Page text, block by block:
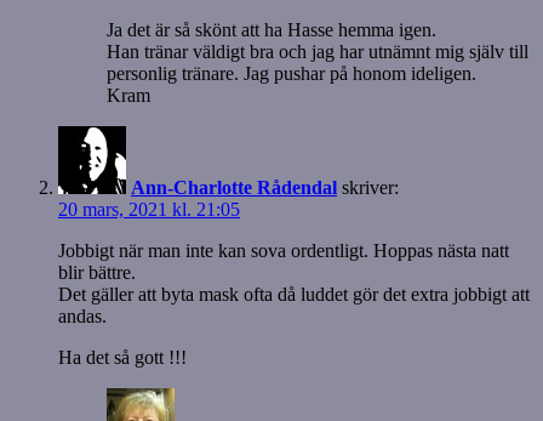
Ja det är så skönt att ha Hasse hemma igen.
Han tränar väldigt bra och jag har utnämnt mig själv till
personlig tränare. Jag pushar på honom ideligen.
Kram
Ann-Charlotte Rådendal skriver:
20 mars, 2021 kl. 21:05
Jobbigt när man inte kan sova ordentligt. Hoppas nästa natt
blir bättre.
Det gäller att byta mask ofta då luddet gör det extra jobbigt att
andas.
Ha det så gott !!!